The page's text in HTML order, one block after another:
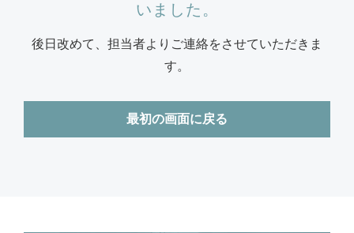
いました。
後日改めて、担当者よりご連絡をさせていただきま
す。
最初の画面に戻る